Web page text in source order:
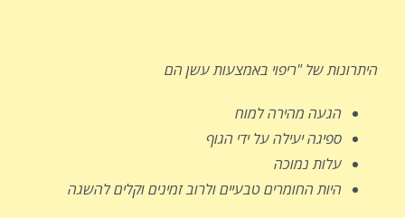
היתרונות של "ריפוי באמצעות עשן הם
הגעה מהירה למוח
ספיגה יעילה על ידי הגוף
עלות נמוכה
היות החומרים טבעיים ולרוב זמינים וקלים להשגה